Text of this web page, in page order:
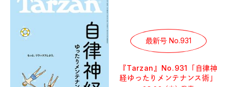
最新号 No.931
『Tarzan』No.931「自律神
経ゆったりメンテナンス術」